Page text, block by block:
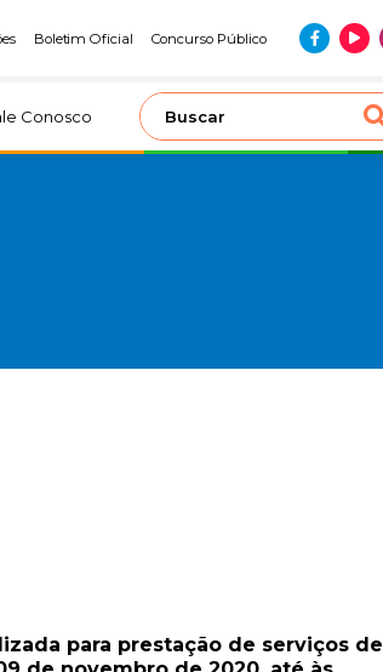
Boletim Oficial Concurso Público
Conosco
para prestação de serviços de